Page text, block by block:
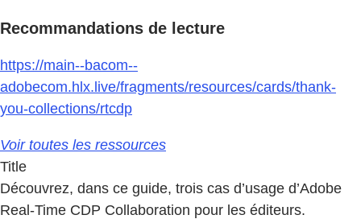
Recommandations de lecture
https://main--bacom--
adobecom.hlx.live/fragments/resources/cards/thank-
you-collections/rtcdp
Voir toutes les ressources
Title
Découvrez, dans ce guide, trois cas d’usage d’Adobe
Real-Time CDP Collaboration pour les éditeurs.